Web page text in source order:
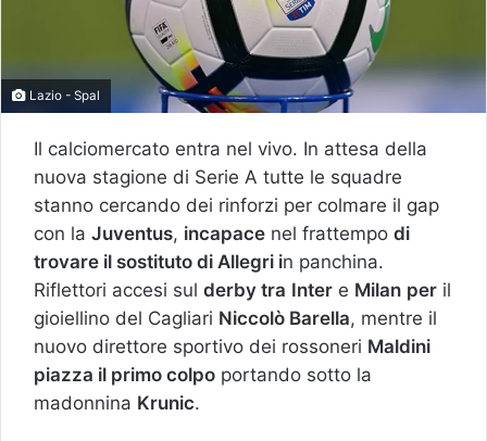
Lazio - Spal
Il calciomercato entra nel vivo. In attesa della
nuova stagione di Serie A tutte le squadre
stanno cercando dei rinforzi per colmare il gap
con la Juventus, incapace nel frattempo di
trovare il sostituto di Allegri in panchina.
Riflettori accesi sul derby tra Inter e Milan per il
gioiellino del Cagliari Niccolò Barella, mentre il
nuovo direttore sportivo dei rossoneri Maldini
piazza il primo colpo portando sotto la
madonnina Krunic.